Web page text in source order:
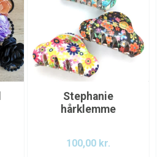
Stephanie
hårklemme
100,00 kr.